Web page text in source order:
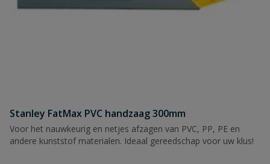
Stanley FatMax PVC handzaag 300mm
Voor het nauwkeurig en netjes afzagen van PVC, PP, PE en
andere kunststof materialen. Ideaal gereedschap voor uw klus!